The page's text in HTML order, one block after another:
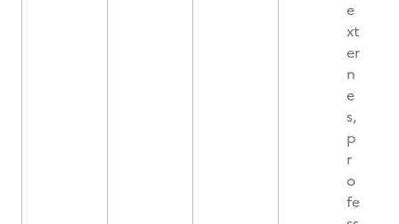
e
xt
er
n
e
s,
p
r
o
fe